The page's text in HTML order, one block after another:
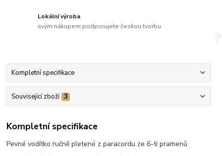
Lokální výroba
svým nákupem podporujete českou tvorbu
Kompletní specifikace
Související zboží 3
Kompletní specifikace
Pevné vodítko ručně pletené z paracordu ze 6-ti pramenů